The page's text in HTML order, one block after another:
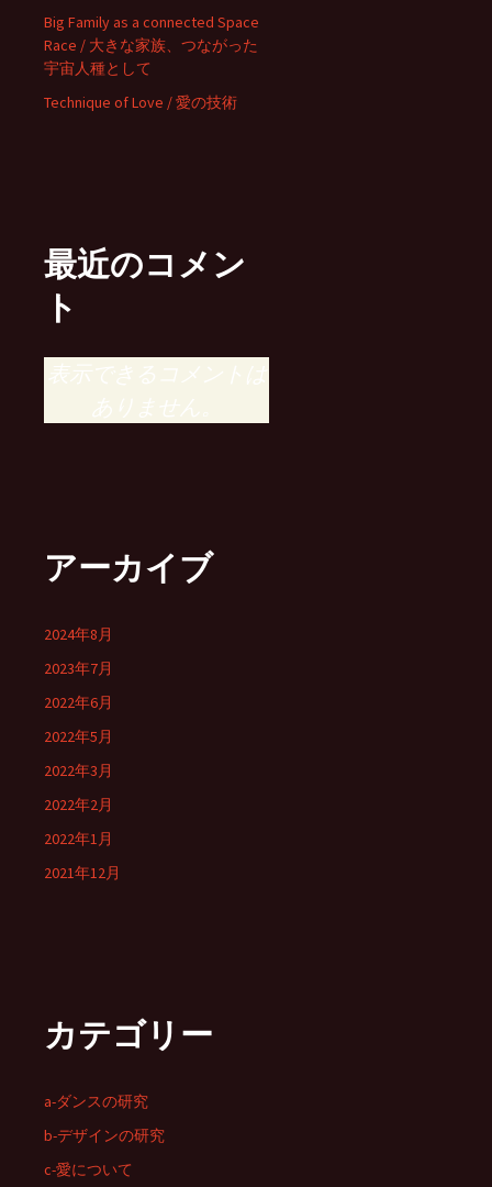
Big Family as a connected Space
Race / 大きな家族、つながった
宇宙人種として
Technique of Love / 愛の技術
最近のコメン
ト
表示できるコメントは
ありません。
アーカイブ
2024年8月
2023年7月
2022年6月
2022年5月
2022年3月
2022年2月
2022年1月
2021年12月
カテゴリー
a-ダンスの研究
b-デザインの研究
c-愛について